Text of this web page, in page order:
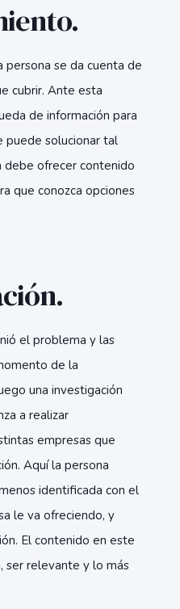
persona se da cuenta de
cubrir. Ante esta
de información para
puede solucionar tal
debe ofrecer contenido
que conozca opciones
el problema y las
de la
una investigación
a realizar
empresas que
Aquí la persona
identificada con el
le va ofreciendo, y
El contenido en este
ser relevante y lo más